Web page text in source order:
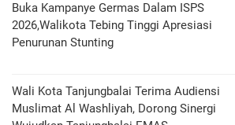
Buka Kampanye Germas Dalam ISPS
2026,Walikota Tebing Tinggi Apresiasi
Penurunan Stunting
Wali Kota Tanjungbalai Terima Audiensi
Muslimat Al Washliyah, Dorong Sinergi